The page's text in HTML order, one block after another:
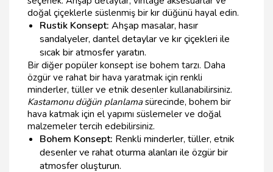
doğal çiçeklerle süslenmiş bir kır düğünü hayal edin.
Rustik Konsept: Ahşap masalar, hasır
sandalyeler, dantel detaylar ve kır çiçekleri ile
sıcak bir atmosfer yaratın.
Bir diğer popüler konsept ise bohem tarzı. Daha
özgür ve rahat bir hava yaratmak için renkli
minderler, tüller ve etnik desenler kullanabilirsiniz.
Kastamonu düğün planlamasürecinde, bohem bir
hava katmak için el yapımı süslemeler ve doğal
malzemeler tercih edebilirsiniz.
Bohem Konsept: Renkli minderler, tüller, etnik
desenler ve rahat oturma alanları ile özgür bir
atmosfer oluşturun.